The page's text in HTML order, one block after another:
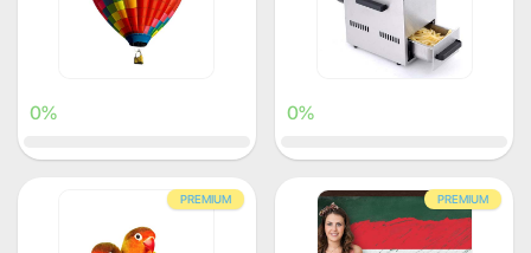
0% 0%
PREMIUM PREMIUM